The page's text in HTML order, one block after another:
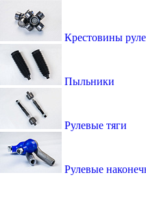
Крестовины
Пыльники
Рулевые тяги
Рулевые